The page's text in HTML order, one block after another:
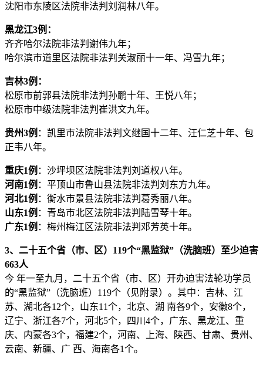
沈阳市东陵区法院非法判刘润林八年。
黑龙江3例：
齐齐哈尔法院非法判谢伟九年；
哈尔滨市道里区法院非法判关淑丽十一年、冯雪九年；
吉林3例：
松原市前郭县法院非法判孙鹏十年、王悦八年；
松原市中级法院非法判崔洪文九年。
贵州3例 ：凯里市法院非法判文继国十二年、汪仁芝十年、包
正韦八年。
重庆1例 ：沙坪坝区法院非法判刘道权八年。
河南1例 ：平顶山市鲁山县法院非法判刘东方九年。
河北1例 ：衡水市景县法院非法判葛秀丽八年。
山东1例 ：青岛市北区法院非法判陆雪琴十年。
广东1例 ：梅州梅江区法院非法判邓芳英十年。
3、二十五个省（市、区）119个“黑监狱”（洗脑班）至少迫害
663人
今 年一至九月，二十五个省（市、区）开办迫害法轮功学员
的“黑监狱”（洗脑班）119个（见附录）。其中：吉林、江
苏、湖北各12个，山东11个，北京、湖 南各9个，安徽8个，
辽宁、浙江各7个，河北5个，四川4个，广东、黑龙江、重
庆、内蒙各3个，福建2个，河南、上海、陕西、甘肃、贵州、
云南、新疆、广 西、海南各1个。